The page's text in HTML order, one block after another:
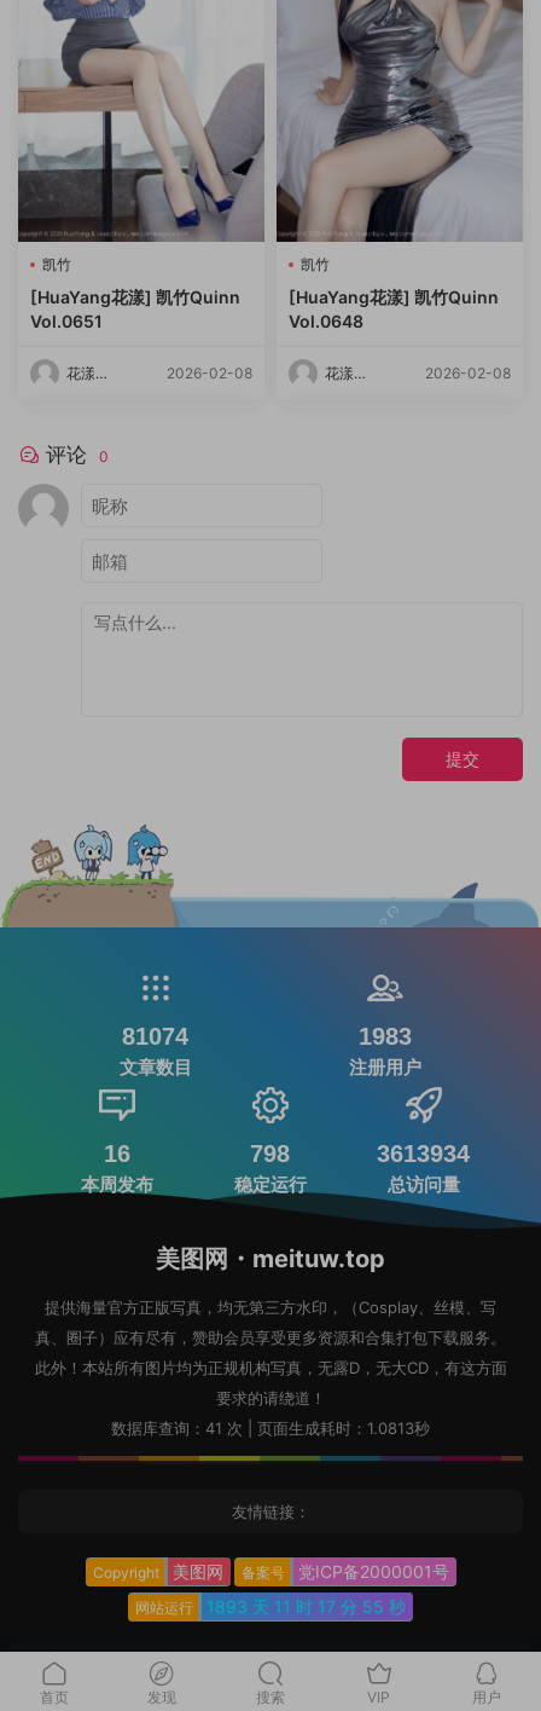
凯竹
[HuaYang花漾] 凯竹Quinn
Vol.0651
花漾
2026-02-08
凯竹
[HuaYang花漾] 凯竹Quinn
Vol.0648
花漾
2026-02-08
评论 0
提交
81074
文章数目
1983
注册用户
16
本周发布
798
稳定运行
3613934
总访问量
美图网・meituw.top
提供海量官方正版写真，均无第三方水印，（Cosplay、丝模、写
真、圈子）应有尽有，赞助会员享受更多资源和合集打包下载服务。
此外！本站所有图片均为正规机构写真，无露D，无大CD，有这方面
要求的请绕道！
数据库查询：41 次 | 页面生成耗时：1.0813秒
友情链接：
Copyright 美图网 备案号 党ICP备2000001号
网站运行 1893 天 11 时 17 分 57 秒
首页 发现 搜索 VIP 用户